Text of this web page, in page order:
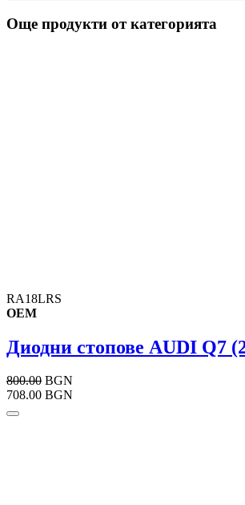
Още продукти от категорията
RA18LRS
OEM
Диодни стопове AUDI Q7
800.00 BGN
708.00 BGN